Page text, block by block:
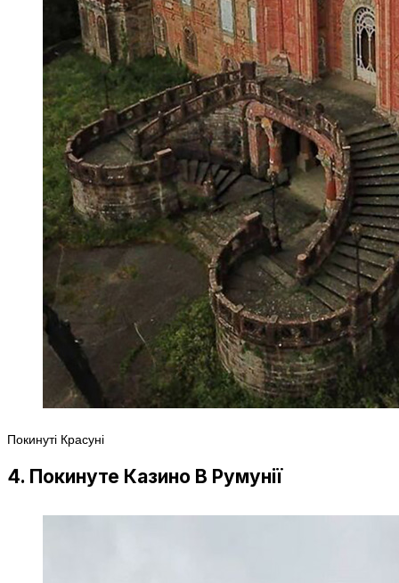
Покинуті Красуні
4. Покинуте Казино В Румунії